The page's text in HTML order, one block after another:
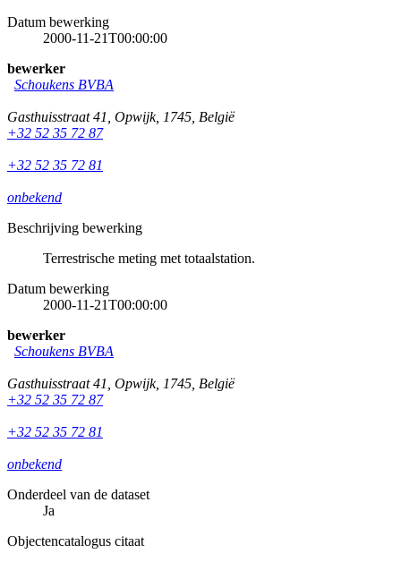
Datum bewerking
2000-11-21T00:00:00
bewerker
Schoukens BVBA
Gasthuisstraat 41 Opwijk, 1745 België
+32 52 35 72 87
+32 52 35 72 81
onbekend
Beschrijving bewerking
Terrestrische meting met totaalstation.
Datum bewerking
2000-11-21T00:00:00
bewerker
Schoukens BVBA
Gasthuisstraat 41 Opwijk, 1745 België
+32 52 35 72 87
+32 52 35 72 81
onbekend
Onderdeel van de dataset
Ja
Objectencatalogus citaat